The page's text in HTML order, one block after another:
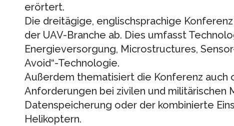
erörtert.
Die dreitägige, englischsprachige
der UAV-Branche ab. Dies umfasst
Energieversorgung, Microstructures,
Avoid“-Technologie.
Außerdem thematisiert die Konferenz auch
Anforderungen bei zivilen und militärischen
Datenspeicherung oder der kombinierte
Helikoptern.